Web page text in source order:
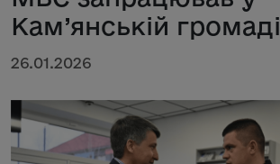
Кам’янській громаді
26.01.2026